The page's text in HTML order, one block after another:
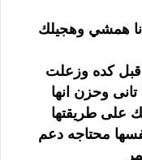
همشي وهجيلك
كده وزعلت
وحزن انها
على طريقتها
محتاجه دعم